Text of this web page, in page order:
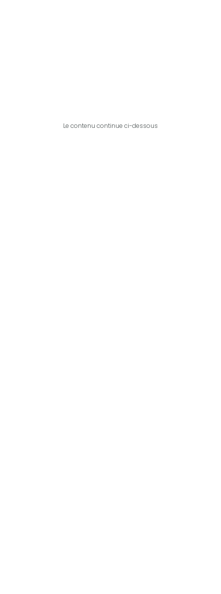
Le contenu continue ci-dessous